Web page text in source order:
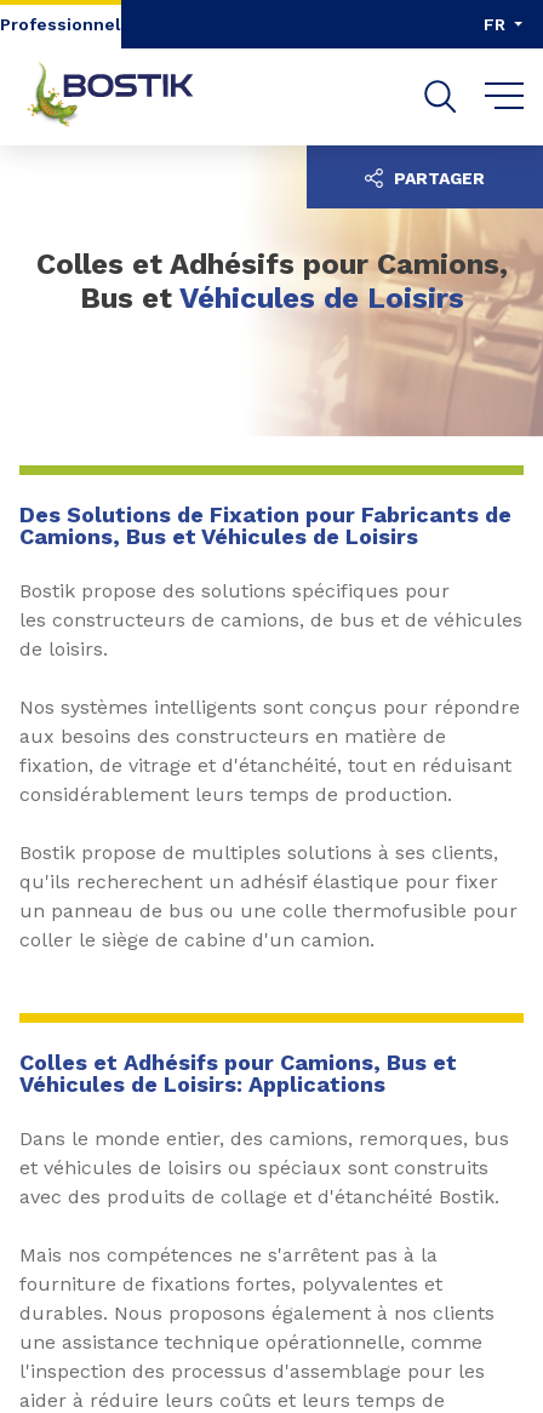
Aller au contenu
Aller à la recherche
Professionnel FR
Colles et Adhésifs pour Camions,
Bus et Véhicules de Loisirs
PARTAGER
Des Solutions de Fixation pour Fabricants de
Camions, Bus et Véhicules de Loisirs
Bostik propose des solutions spécifiques pour
les constructeurs de camions, de bus et de véhicules
de loisirs.
Nos systèmes intelligents sont conçus pour répondre
aux besoins des constructeurs en matière de
fixation, de vitrage et d'étanchéité, tout en réduisant
considérablement leurs temps de production.
Bostik propose de multiples solutions à ses clients,
qu'ils recherechent un adhésif élastique pour fixer
un panneau de bus ou une colle thermofusible pour
coller le siège de cabine d'un camion.
Colles et Adhésifs pour Camions, Bus et
Véhicules de Loisirs: Applications
Dans le monde entier, des camions, remorques, bus
et véhicules de loisirs ou spéciaux sont construits
avec des produits de collage et d'étanchéité Bostik.
Mais nos compétences ne s'arrêtent pas à la
fourniture de fixations fortes, polyvalentes et
durables. Nous proposons également à nos clients
une assistance technique opérationnelle, comme
l'inspection des processus d'assemblage pour les
aider à réduire leurs coûts et leurs temps de